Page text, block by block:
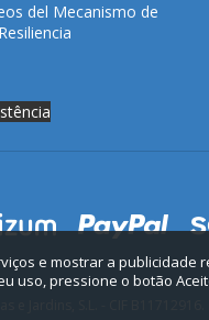
del Mecanismo de
e mostrar a publicidade
uso, pressione o botão